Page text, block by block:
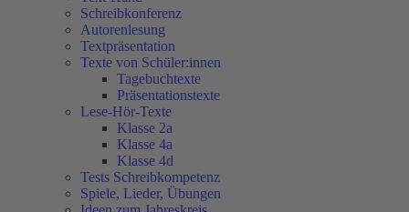
Schreibkonferenz
Autorenlesung
Textpräsentation
Texte von Schüler:innen
Tagebuchtexte
Präsentationstexte
Lese-Hör-Texte
Klasse 2a
Klasse 4a
Klasse 4d
Tests Schreibkompetenz
Spiele, Lieder, Übungen